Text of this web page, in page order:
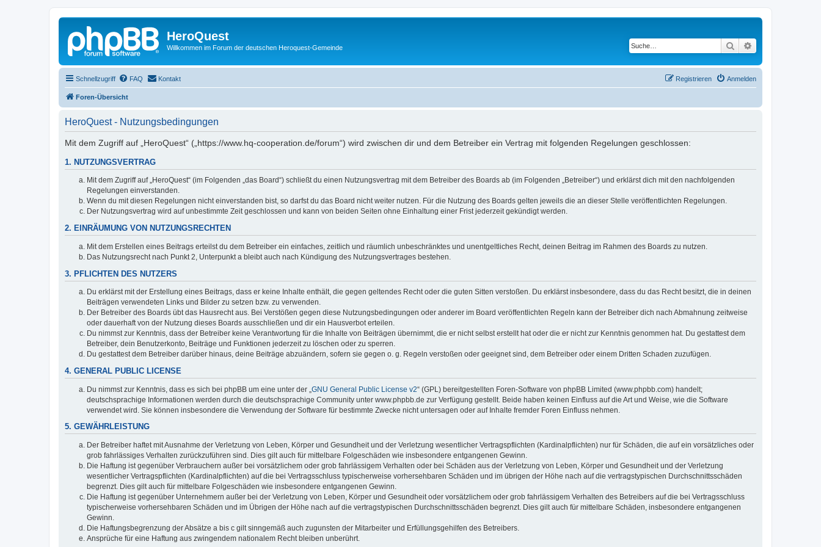
HeroQuest
Willkommen im Forum der deutschen Heroquest-Gemeinde Suche
Schnellzugriff FAQ Kontakt Anmelden
Registrieren
Foren-Übersicht
HeroQuest - Nutzungsbedingungen
Mit dem Zugriff auf „HeroQuest“ („https://www.hq-cooperation.de/forum“) wird zwischen dir und dem Betreiber ein Vertrag mit folgenden Regelungen geschlossen:
1. NUTZUNGSVERTRAG
Mit dem Zugriff auf „HeroQuest“ (im Folgenden „das Board“) schließt du einen Nutzungsvertrag mit dem Betreiber des Boards ab (im Folgenden „Betreiber“) und erklärst dich mit den nachfolgenden
Regelungen einverstanden.
Wenn du mit diesen Regelungen nicht einverstanden bist, so darfst du das Board nicht weiter nutzen. Für die Nutzung des Boards gelten jeweils die an dieser Stelle veröffentlichten Regelungen.
Der Nutzungsvertrag wird auf unbestimmte Zeit geschlossen und kann von beiden Seiten ohne Einhaltung einer Frist jederzeit gekündigt werden.
2. EINRÄUMUNG VON NUTZUNGSRECHTEN
Mit dem Erstellen eines Beitrags erteilst du dem Betreiber ein einfaches, zeitlich und räumlich unbeschränktes und unentgeltliches Recht, deinen Beitrag im Rahmen des Boards zu nutzen.
Das Nutzungsrecht nach Punkt 2, Unterpunkt a bleibt auch nach Kündigung des Nutzungsvertrages bestehen.
3. PFLICHTEN DES NUTZERS
Du erklärst mit der Erstellung eines Beitrags, dass er keine Inhalte enthält, die gegen geltendes Recht oder die guten Sitten verstoßen. Du erklärst insbesondere, dass du das Recht besitzt, die in deinen
Beiträgen verwendeten Links und Bilder zu setzen bzw. zu verwenden.
Der Betreiber des Boards übt das Hausrecht aus. Bei Verstößen gegen diese Nutzungsbedingungen oder anderer im Board veröffentlichten Regeln kann der Betreiber dich nach Abmahnung zeitweise
oder dauerhaft von der Nutzung dieses Boards ausschließen und dir ein Hausverbot erteilen.
Du nimmst zur Kenntnis, dass der Betreiber keine Verantwortung für die Inhalte von Beiträgen übernimmt, die er nicht selbst erstellt hat oder die er nicht zur Kenntnis genommen hat. Du gestattest dem
Betreiber, dein Benutzerkonto, Beiträge und Funktionen jederzeit zu löschen oder zu sperren.
Du gestattest dem Betreiber darüber hinaus, deine Beiträge abzuändern, sofern sie gegen o. g. Regeln verstoßen oder geeignet sind, dem Betreiber oder einem Dritten Schaden zuzufügen.
4. GENERAL PUBLIC LICENSE
Du nimmst zur Kenntnis, dass es sich bei phpBB um eine unter der „ GNU General Public License v2“ (GPL) bereitgestellten Foren-Software von phpBB Limited (www.phpbb.com) handelt;
deutschsprachige Informationen werden durch die deutschsprachige Community unter www.phpbb.de zur Verfügung gestellt. Beide haben keinen Einfluss auf die Art und Weise, wie die Software
verwendet wird. Sie können insbesondere die Verwendung der Software für bestimmte Zwecke nicht untersagen oder auf Inhalte fremder Foren Einfluss nehmen.
5. GEWÄHRLEISTUNG
Der Betreiber haftet mit Ausnahme der Verletzung von Leben, Körper und Gesundheit und der Verletzung wesentlicher Vertragspflichten (Kardinalpflichten) nur für Schäden, die auf ein vorsätzliches oder
grob fahrlässiges Verhalten zurückzuführen sind. Dies gilt auch für mittelbare Folgeschäden wie insbesondere entgangenen Gewinn.
Die Haftung ist gegenüber Verbrauchern außer bei vorsätzlichem oder grob fahrlässigem Verhalten oder bei Schäden aus der Verletzung von Leben, Körper und Gesundheit und der Verletzung
wesentlicher Vertragspflichten (Kardinalpflichten) auf die bei Vertragsschluss typischerweise vorhersehbaren Schäden und im übrigen der Höhe nach auf die vertragstypischen Durchschnittsschäden
begrenzt. Dies gilt auch für mittelbare Folgeschäden wie insbesondere entgangenen Gewinn.
Die Haftung ist gegenüber Unternehmern außer bei der Verletzung von Leben, Körper und Gesundheit oder vorsätzlichem oder grob fahrlässigem Verhalten des Betreibers auf die bei Vertragsschluss
typischerweise vorhersehbaren Schäden und im Übrigen der Höhe nach auf die vertragstypischen Durchschnittsschäden begrenzt. Dies gilt auch für mittelbare Schäden, insbesondere entgangenen
Gewinn.
Die Haftungsbegrenzung der Absätze a bis c gilt sinngemäß auch zugunsten der Mitarbeiter und Erfüllungsgehilfen des Betreibers.
Ansprüche für eine Haftung aus zwingendem nationalem Recht bleiben unberührt.